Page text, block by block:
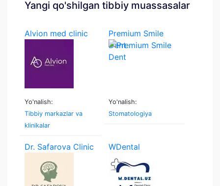
Yangi qo'shilgan tibbiy muassasalar
Alvion med clinic
Yo'nalish:
Tibbiy markazlar va
klinikalar
Premium Smile
Dent
Yo'nalish:
Stomatologiya
Dr. Safarova Clinic WDental